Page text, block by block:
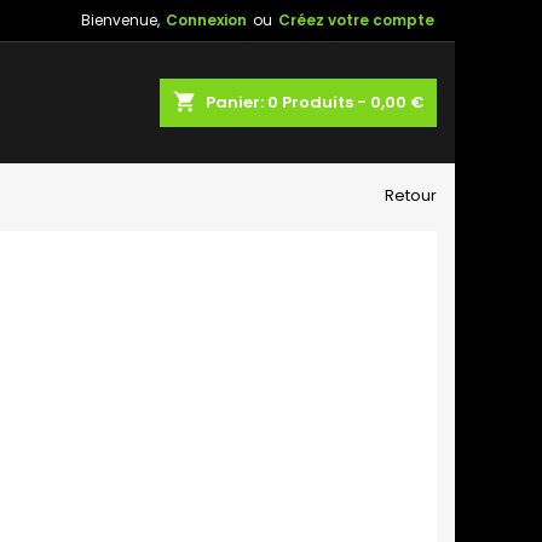
Bienvenue, Connexion ou Créez votre compte
shopping_cart Panier: 0 Produits - 0,00 €
Retour